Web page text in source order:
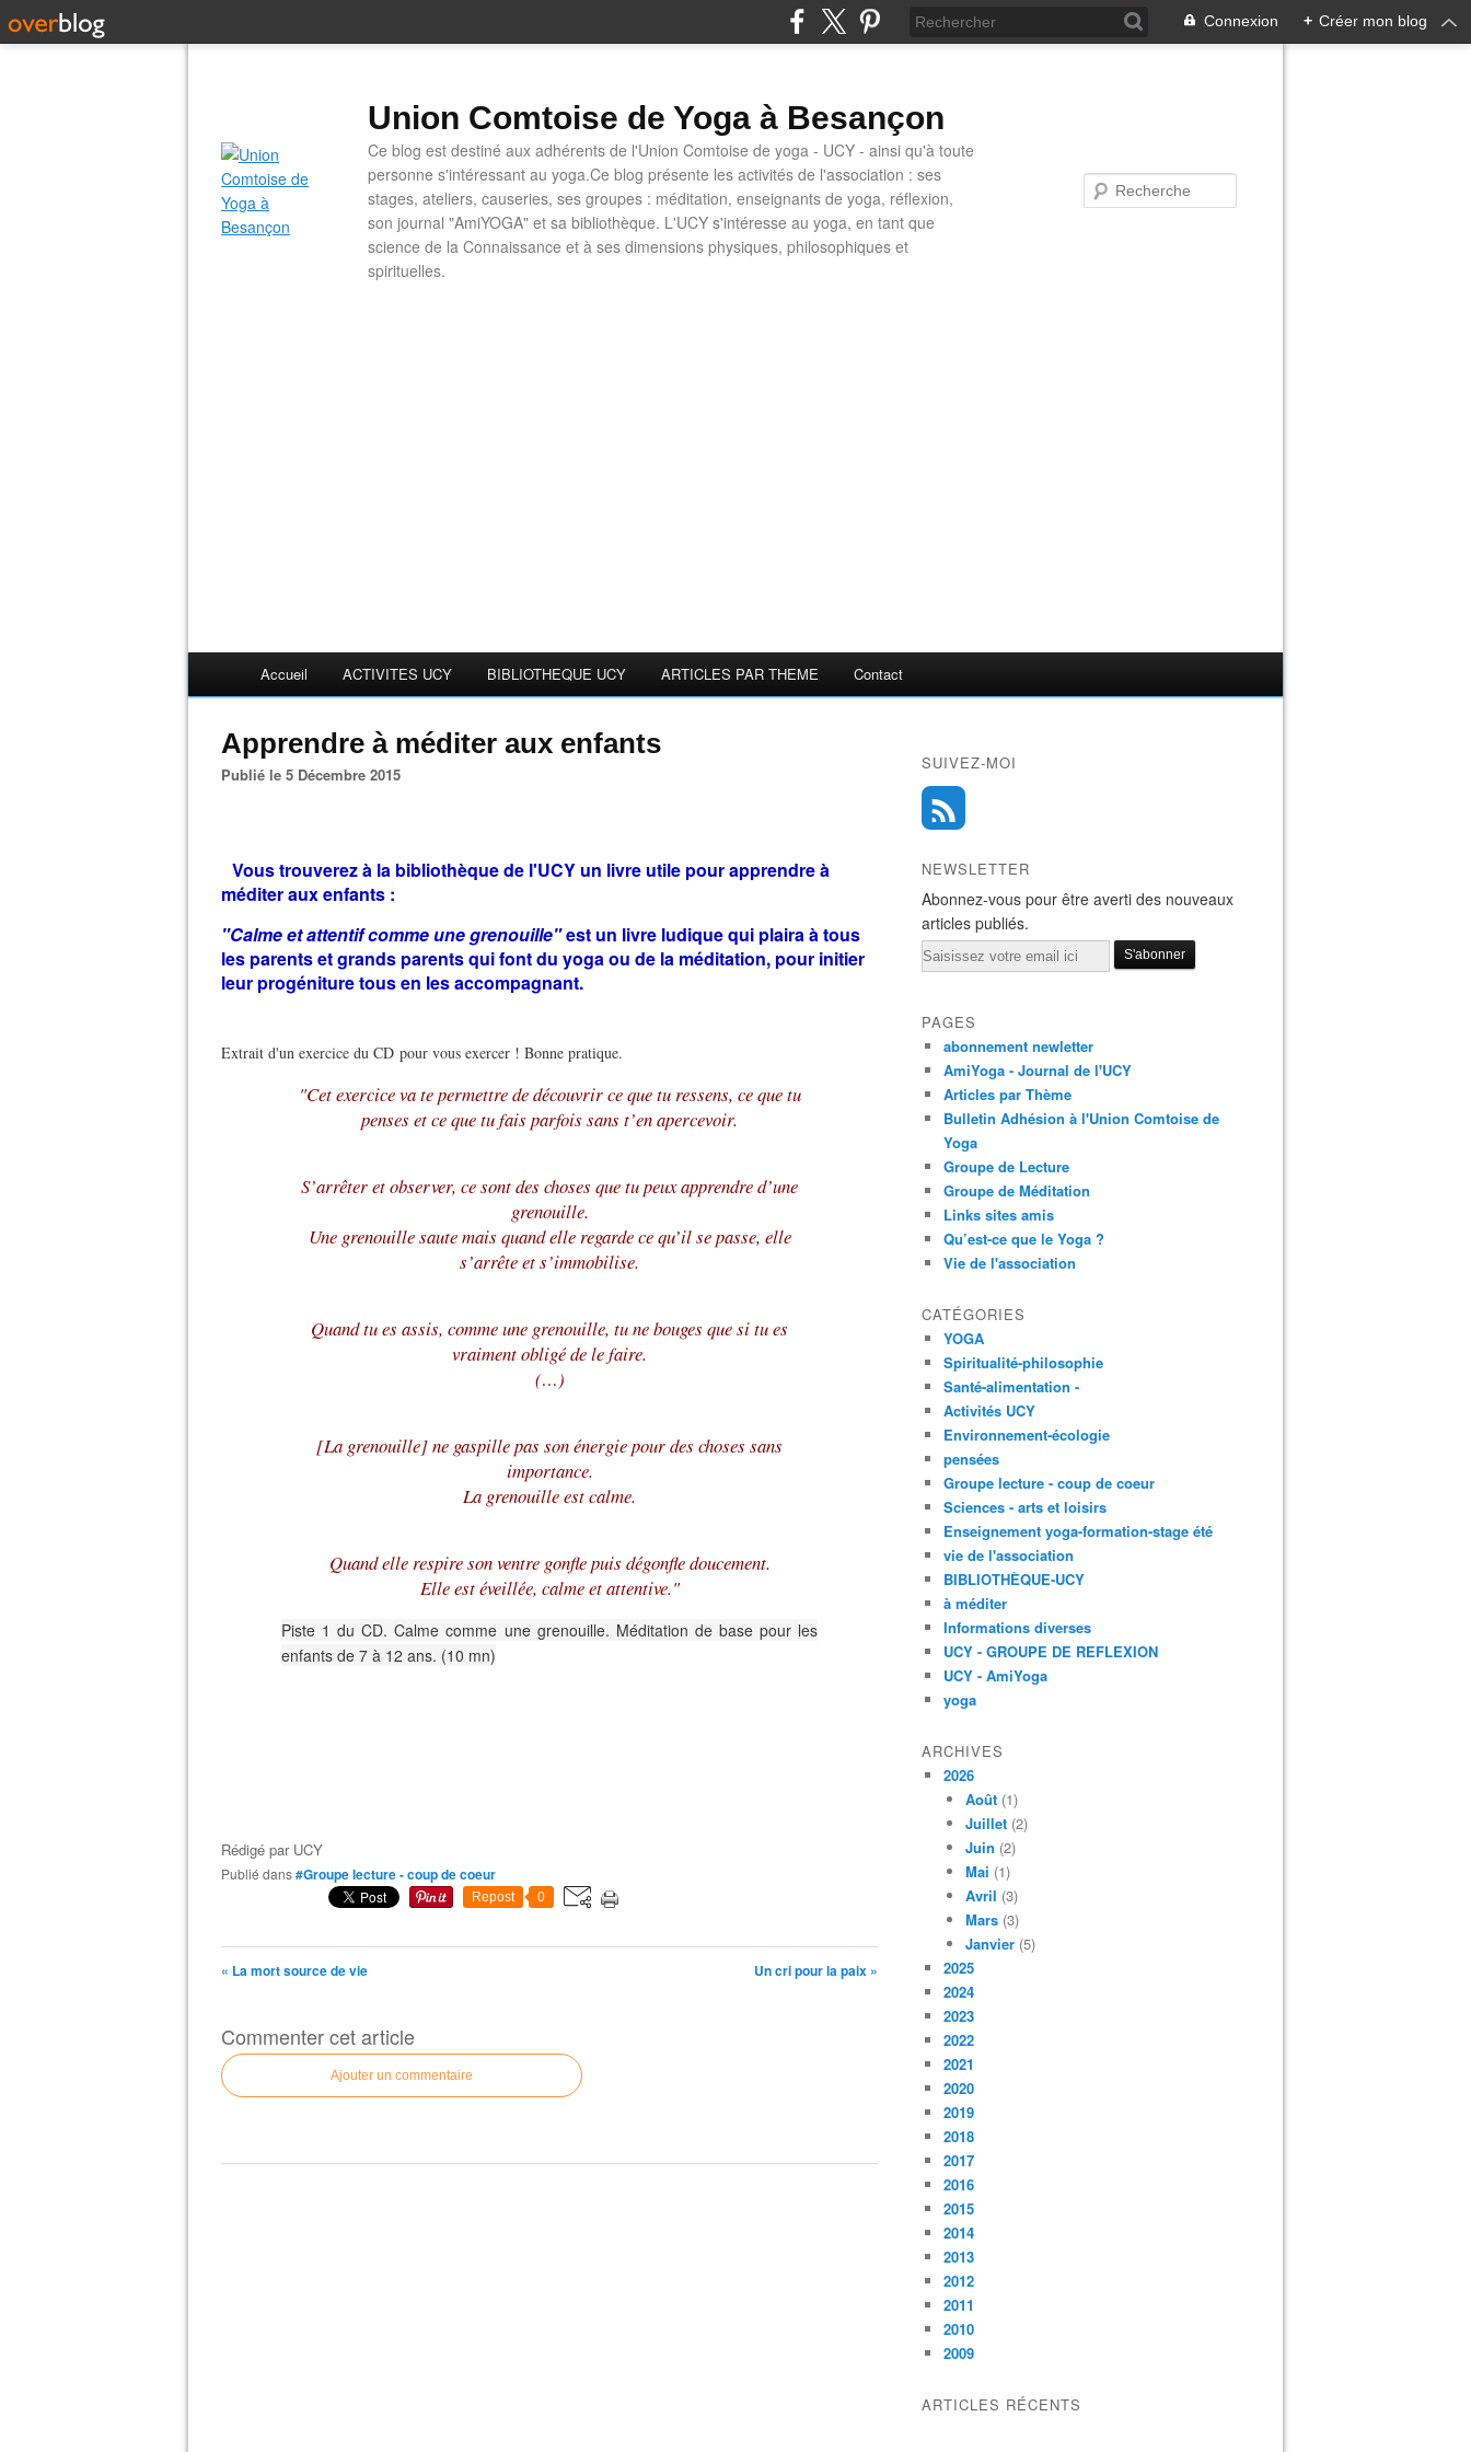
Connexion + Créer mon blog
Union Comtoise de Yoga à Besançon
Ce blog est destiné aux adhérents de l'Union Comtoise de yoga - UCY - ainsi qu'à toute
personne s'intéressant au yoga.Ce blog présente les activités de l'association : ses
stages, ateliers, causeries, ses groupes : méditation, enseignants de yoga, réflexion,
son journal "AmiYOGA" et sa bibliothèque. L'UCY s'intéresse au yoga, en tant que
science de la Connaissance et à ses dimensions physiques, philosophiques et
spirituelles.
Accueil ACTIVITES UCY BIBLIOTHEQUE UCY ARTICLES PAR THEME Contact
Apprendre à méditer aux enfants
Publié le 5 Décembre 2015
Vous trouverez à la bibliothèque de l'UCY un livre utile pour apprendre à
méditer aux enfants :
"Calme et attentif comme une grenouille"est un livre ludique qui plaira à tous
les parents et grands parents qui font du yoga ou de la méditation, pour initier
leur progéniture tous en les accompagnant.
Extrait d'un exercice du CD pour vous exercer ! Bonne pratique.
"Cet exercice va te permettre de découvrir ce que tu ressens, ce que tu
penses et ce que tu fais parfois sans t’en apercevoir.
S’arrêter et observer, ce sont des choses que tu peux apprendre d’une
grenouille.
Une grenouille saute mais quand elle regarde ce qu’il se passe, elle
s’arrête et s’immobilise.
Quand tu es assis, comme une grenouille, tu ne bouges que si tu es
vraiment obligé de le faire.
(…)
[La grenouille] ne gaspille pas son énergie pour des choses sans
importance.
La grenouille est calme.
Quand elle respire son ventre gonfle puis dégonfle doucement.
Elle est éveillée, calme et attentive."
Piste 1 du CD. Calme comme une grenouille. Méditation de base pour les
enfants de 7 à 12 ans. (10 mn)
Rédigé par UCY
Publié dans#Groupe lecture - coup de coeur
Repost 0
« La mort source de vie Un cri pour la paix »
Commenter cet article
Ajouter un commentaire
SUIVEZ-MOI
NEWSLETTER
Abonnez-vous pour être averti des nouveaux
articles publiés.
Email
PAGES
abonnement newletter
AmiYoga - Journal de l'UCY
Articles par Thème
Bulletin Adhésion à l'Union Comtoise de
Yoga
Groupe de Lecture
Groupe de Méditation
Links sites amis
Qu’est-ce que le Yoga ?
Vie de l'association
CATÉGORIES
YOGA
Spiritualité-philosophie
Santé-alimentation -
Activités UCY
Environnement-écologie
pensées
Groupe lecture - coup de coeur
Sciences - arts et loisirs
Enseignement yoga-formation-stage été
vie de l'association
BIBLIOTHÈQUE-UCY
à méditer
Informations diverses
UCY - GROUPE DE REFLEXION
UCY - AmiYoga
yoga
ARCHIVES
2026
Août (1)
Juillet (2)
Juin (2)
Mai (1)
Avril (3)
Mars (3)
Janvier (5)
2025
2024
2023
2022
2021
2020
2019
2018
2017
2016
2015
2014
2013
2012
2011
2010
2009
ARTICLES RÉCENTS